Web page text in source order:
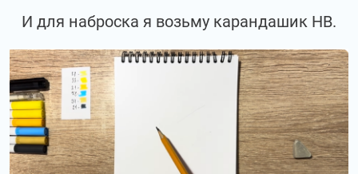
И для наброска я возьму карандашик НВ.